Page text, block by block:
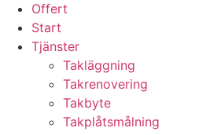
Offert
Start
Tjänster
Takläggning
Takrenovering
Takbyte
Takplåtsmålning